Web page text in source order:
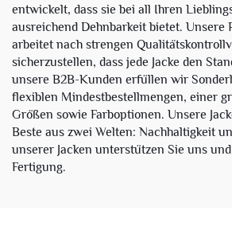
entwickelt, dass sie bei all Ihren
ausreichend Dehnbarkeit bietet. Unsere
arbeitet nach strengen
sicherzustellen, dass jede Jacke den
unsere B2B-Kunden erfüllen wir
flexiblen Mindestbestellmengen, einer
Größen sowie Farboptionen. Unsere
Beste aus zwei Welten: Nachhaltigkeit
unserer Jacken unterstützen Sie uns
Fertigung.